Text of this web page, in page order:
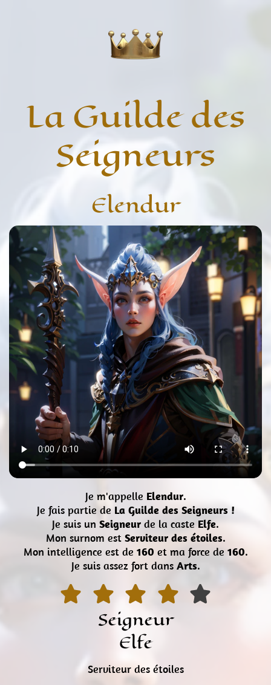
La Guilde des
Seigneurs
Elendur
Je m'appelle Elendur.
Je fais partie de La Guilde des Seigneurs !
Je suis un Seigneur de la caste Elfe.
Mon surnom est Serviteur des étoiles.
Mon intelligence est de 160 et ma force de 160.
Je suis assez fort dans Arts.
Seigneur
Elfe
Serviteur des étoiles